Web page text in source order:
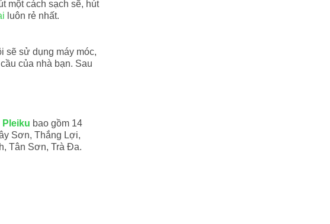
một cách sạch sẽ, hút
luôn rẻ nhất.
sẽ sử dụng máy móc,
của nhà bạn. Sau
Pleiku bao gồm 14
Sơn, Thắng Lợi,
Tân Sơn, Trà Đa.